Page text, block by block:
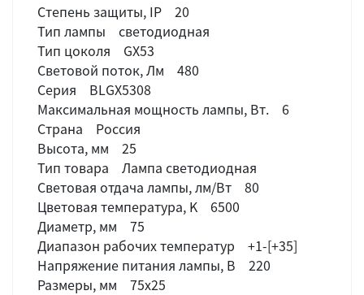
Степень защиты, IP 20
Тип лампы светодиодная
Тип цоколя GX53
Световой поток, Лм 480
Серия BLGX5308
Максимальная мощность лампы, Вт. 6
Страна Россия
Высота, мм 25
Тип товара Лампа светодиодная
Световая отдача лампы, лм/Вт 80
Цветовая температура, K 6500
Диаметр, мм 75
Диапазон рабочих температур +1-[+35]
Напряжение питания лампы, В 220
Размеры, мм 75x25